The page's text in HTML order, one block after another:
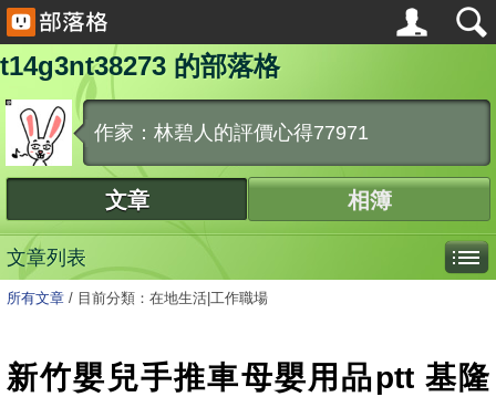
t14g3nt38273 的部落格
作家：林碧人的評價心得77971
文章 相簿
文章列表
所有文章 / 目前分類：在地生活|工作職場
新竹嬰兒手推車母嬰用品ptt 基隆